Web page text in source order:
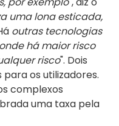
uma lona esticada,
outras tecnologias
há maior risco
risco". Dois
os utilizadores.
complexos
uma taxa pela